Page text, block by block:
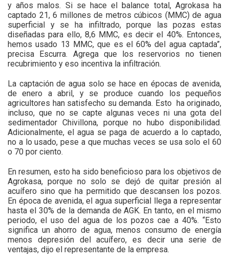
y años malos. Si se hace el balance total, Agrokasa ha
captado 21, 6 millones de metros cúbicos (MMC) de agua
superficial y se ha infiltrado, porque las pozas estas
diseñadas para ello, 8,6 MMC, es decir el 40%. Entonces,
hemos usado 13 MMC, que es el 60% del agua captada”,
precisa Escurra. Agrega que los reservorios no tienen
recubrimiento y eso incentiva la infiltración.
La captación de agua solo se hace en épocas de avenida,
de enero a abril, y se produce cuando los pequeños
agricultores han satisfecho su demanda. Esto ha originado,
incluso, que no se capte algunas veces ni una gota del
sedimentador Chivillona, porque no hubo disponibilidad.
Adicionalmente, el agua se paga de acuerdo a lo captado,
no a lo usado, pese a que muchas veces se usa solo el 60
o 70 por ciento.
En resumen, esto ha sido beneficioso para los objetivos de
Agrokasa, porque no solo se dejó de quitar presión al
acuífero sino que ha permitido que descansen los pozos.
En época de avenida, el agua superficial llega a representar
hasta el 30% de la demanda de AGK. En tanto, en el mismo
periodo, el uso del agua de los pozos cae a 40%. “Esto
significa un ahorro de agua, menos consumo de energía
menos depresión del acuífero, es decir una serie de
ventajas, dijo el representante de la empresa.